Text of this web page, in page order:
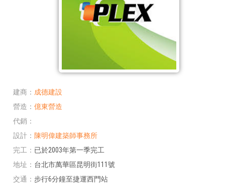
建商
成德建設
營造
億東營造
代銷
設計
陳明偉建築師事務所
完工
已於2003年第一季完工
地址
台北市萬華區昆明街111號
交通
步行6分鐘至捷運西門站